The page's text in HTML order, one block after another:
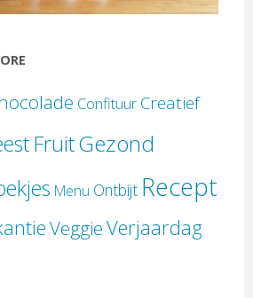
Confituur Creatief
FruitGezond
Menu Ontbijt Recept
VeggieVerjaardag